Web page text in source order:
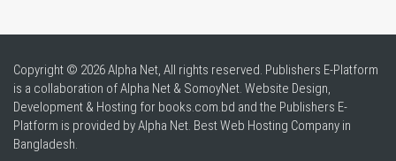
Copyright © 2026 Alpha Net, All rights reserved. Publishers E-Platform
is a collaboration of Alpha Net & SomoyNet. Website Design,
Development & Hosting for books.com.bd and the Publishers E-
Platform is provided by Alpha Net. BestWeb Hosting Company in
Bangladesh.